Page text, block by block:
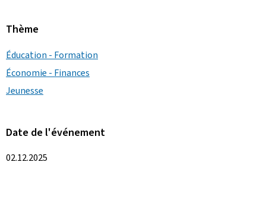
Thème
Éducation - Formation
Économie - Finances
Jeunesse
Date de l'événement
02.12.2025